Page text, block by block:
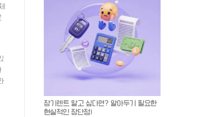
장기렌트 말고 싶다면? 알아두기 필요한
현실적인 장단점!